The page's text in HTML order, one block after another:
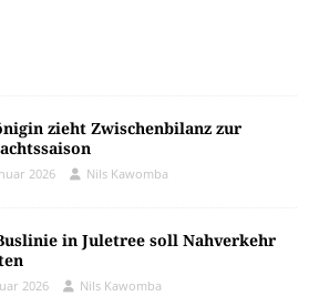
zieht Zwischenbilanz zur
2026 Nils Kawomba
in Juletree soll Nahverkehr
2026 Nils Kawomba